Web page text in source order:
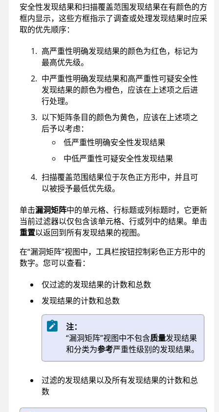
安全性发现结果和扫描覆盖范围发现结果在有颜色的方
框内显示，这些方框指示了调查或处理发现结果时应采
取的优先顺序：
高严重性明确发现结果的颜色为红色，标记为
最高优先级。
中严重性明确发现结果和高严重性可疑安全性
发现结果的颜色为橙色，应该在上述项之后进
行处理。
以下矩阵条目的颜色为黄色，应该在上述项之
后予以考虑：
低严重性明确安全性发现结果
中低严重性可疑安全性发现结果
扫描覆盖范围结果位于灰色正方形中，并且可
以被授予最低优先级。
单击漏洞矩阵中的单元格、行标题或列标题时，它更新
当前过滤器以仅包含该单元格、行或列中的结果。单击
重置以返回到所有发现结果的视图。
在“漏洞矩阵”视图中，工具栏按钮控制彩色正方形中的
数字。您可以查看：
仅过滤的发现结果的计数和总数
发现结果的计数和总数
注：
“漏洞矩阵”视图中不包含质量发现结果
和分类为参考严重性级别的发现结果。
过滤的发现结果以及所有发现结果的计数和总
数